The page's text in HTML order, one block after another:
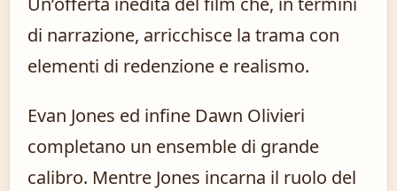
di narrazione, arricchisce la trama con
elementi di redenzione e realismo.
Evan Jones ed infine Dawn Olivieri
completano un ensemble di grande
calibro. Mentre Jones incarna il ruolo del